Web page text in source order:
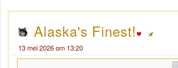
Alaska's Finest!
13 mei 2026 om 13:20